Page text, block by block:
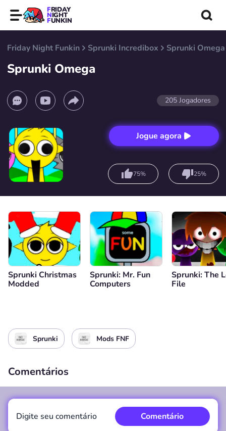
FRIDAY
NIGHT
FUNKIN
Friday Night Funkin Sprunki Incredibox Sprunki Omega
Sprunki Omega
205 Jogadores
Jogue agora
75% 25%
Sprunki Christmas
Modded
Sprunki: Mr. Fun
Computers
Sprunki: The
File
Sprunki Mods FNF
Comentários
Digite seu comentário Comentário